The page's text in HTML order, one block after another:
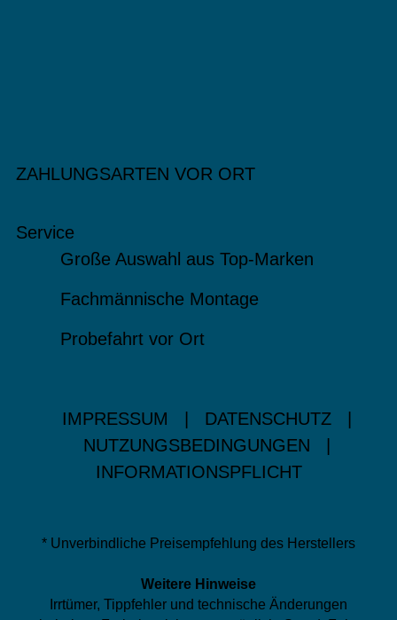
ZAHLUNGSARTEN VOR ORT
Service
Große Auswahl aus Top-Marken
Fachmännische Montage
Probefahrt vor Ort
IMPRESSUM DATENSCHUTZ
NUTZUNGSBEDINGUNGEN
INFORMATIONSPFLICHT
* Unverbindliche Preisempfehlung des Herstellers
Weitere Hinweise
Irrtümer, Tippfehler und technische Änderungen